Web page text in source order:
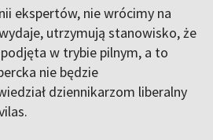
ekspertów, nie wrócimy na
utrzymują stanowisko, że
w trybie pilnym, a to
nie będzie
dziennikarzom liberalny